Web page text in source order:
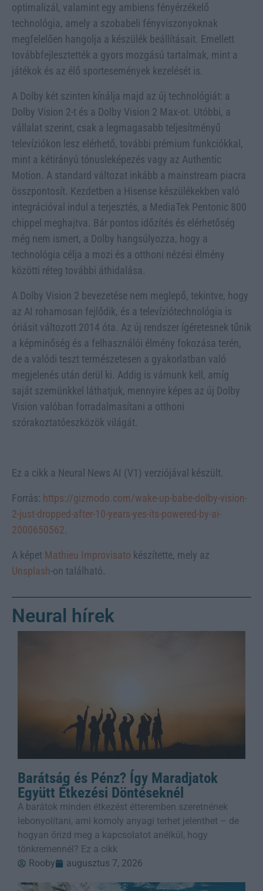
optimalizál, valamint egy ambiens fényérzékelő
technológia, amely a szobabeli fényviszonyoknak
megfelelően hangolja a készülék beállításait. Emellett
továbbfejlesztették a gyors mozgású tartalmak, mint a
játékok és az élő sportesemények kezelését is.
A Dolby két szinten kínálja majd az új technológiát: a
Dolby Vision 2-t és a Dolby Vision 2 Max-ot. Utóbbi, a
vállalat szerint, csak a legmagasabb teljesítményű
televíziókon lesz elérhető, további prémium funkciókkal,
mint a kétirányú tónusleképezés vagy az Authentic
Motion. A standard változat inkább a mainstream piacra
összpontosít. Kezdetben a Hisense készülékekben való
integrációval indul a terjesztés, a MediaTek Pentonic 800
chippel meghajtva. Bár pontos időzítés és elérhetőség
még nem ismert, a Dolby hangsúlyozza, hogy a
technológia célja a mozi és a otthoni nézési élmény
közötti réteg további áthidalása.
A Dolby Vision 2 bevezetése nem meglepő, tekintve, hogy
az AI rohamosan fejlődik, és a televíziótechnológia is
óriásit változott 2014 óta. Az új rendszer ígéretesnek tűnik
a képminőség és a felhasználói élmény fokozása terén,
de a valódi teszt természetesen a gyakorlatban való
megjelenés után derül ki. Addig is várnunk kell, amíg
saját szemünkkel láthatjuk, mennyire képes az új Dolby
Vision valóban forradalmasítani a otthoni
szórakoztatóeszközök világát.
Ez a cikk a Neural News AI (V1) verziójával készült.
Forrás: https://gizmodo.com/wake-up-babe-dolby-vision-
2-just-dropped-after-10-years-yes-its-powered-by-ai-
2000650562.
A képet Mathieu Improvisato készítette, mely az
Unsplash-on található.
Neural hírek
Barátság és Pénz? Így Maradjatok
Együtt Étkezési Döntéseknél
A barátok minden étkezést étteremben szeretnének
lebonyolítani, ami komoly anyagi terhet jelenthet – de
hogyan őrizd meg a kapcsolatot anélkül, hogy
tönkremennél? Ez a cikk
Rooby
augusztus 7, 2026